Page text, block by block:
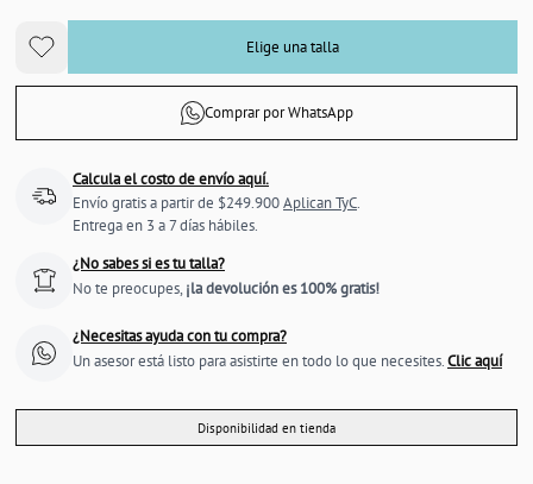
Elige una talla
Comprar por WhatsApp
Calcula el costo de envío aquí.
Envío gratis a partir de $249.900Aplican TyC.
Entrega en 3 a 7 días hábiles.
¿No sabes si es tu talla?
No te preocupes, ¡la devolución es 100% gratis!
¿Necesitas ayuda con tu compra?
Un asesor está listo para asistirte en todo lo que necesites.Clic aquí
Disponibilidad en tienda